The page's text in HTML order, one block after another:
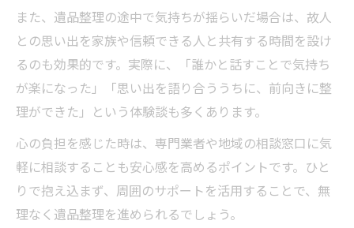
また、遺品整理の途中で気持ちが揺らいだ場合は、故人
との思い出を家族や信頼できる人と共有する時間を設け
るのも効果的です。実際に、「誰かと話すことで気持ち
が楽になった」「思い出を語り合ううちに、前向きに整
理ができた」という体験談も多くあります。
心の負担を感じた時は、専門業者や地域の相談窓口に気
軽に相談することも安心感を高めるポイントです。ひと
りで抱え込まず、周囲のサポートを活用することで、無
理なく遺品整理を進められるでしょう。